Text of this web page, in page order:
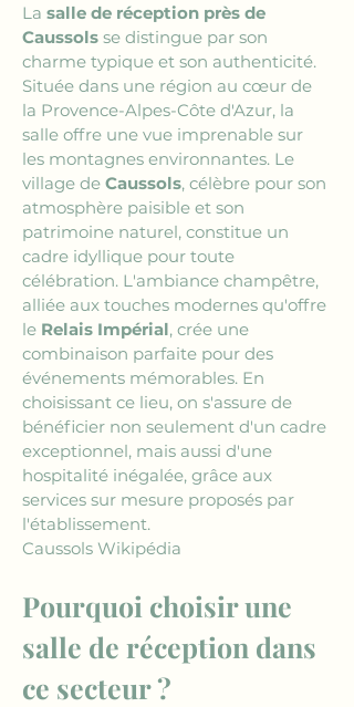
La salle de réception près de
Caussols se distingue par son
charme typique et son authenticité.
Située dans une région au cœur de
la Provence-Alpes-Côte d'Azur, la
salle offre une vue imprenable sur
les montagnes environnantes. Le
village de Caussols, célèbre pour son
atmosphère paisible et son
patrimoine naturel, constitue un
cadre idyllique pour toute
célébration. L'ambiance champêtre,
alliée aux touches modernes qu'offre
le Relais Impérial, crée une
combinaison parfaite pour des
événements mémorables. En
choisissant ce lieu, on s'assure de
bénéficier non seulement d'un cadre
exceptionnel, mais aussi d'une
hospitalité inégalée, grâce aux
services sur mesure proposés par
l'établissement.
Caussols Wikipédia
Pourquoi choisir une
salle de réception dans
ce secteur ?